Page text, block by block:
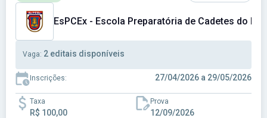
EsPCEx - Escola Preparatória de Cadetes do
Vaga: 2 editais disponíveis
Inscrições: 27/04/2026 a 29/05/2026
Taxa
R$ 100,00
Prova
12/09/2026